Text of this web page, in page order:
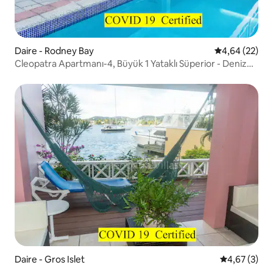
Daire - Rodney Bay 5 üzerinden
4,64 (22)
Cleopatra Apartmanı-4, Büyük 1 Yataklı Süperior - Deniz
Daire - Gros Islet 5 üzerinden
4,67 (3)